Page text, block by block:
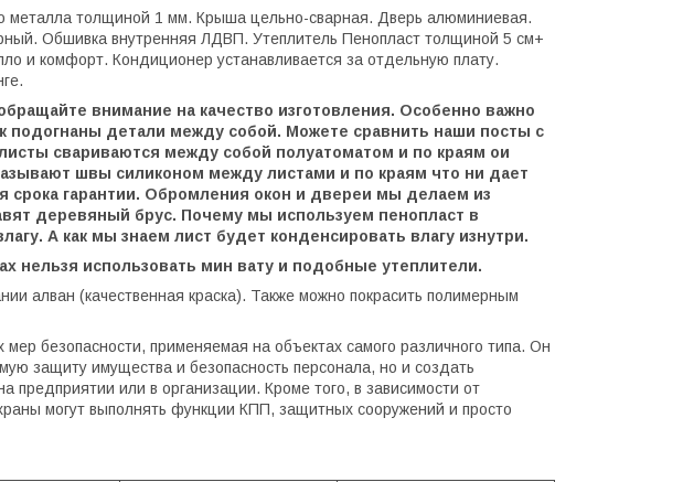
металла толщиной 1 мм. Крыша цельно-сварная. Дверь алюминиевая.
Обшивка внутренняя ЛДВП. Утеплитель Пенопласт толщиной 5 см+
и комфорт. Кондиционер устанавливается за отдельную плату.
внимание на качество изготовления. Особенно важно
подогнаны детали между собой. Можете сравнить наши посты с
свариваются между собой полуатоматом и по краям ои
швы силиконом между листами и по краям что ни дает
срока гарантии. Обромления окон и двереи мы делаем из
деревяный брус. Почему мы используем пенопласт в
А как мы знаем лист будет конденсировать влагу изнутри.
нельзя использовать мин вату и подобные утеплители.
алван (качественная краска). Также можно покрасить полимерным
безопасности, применяемая на объектах самого различного типа. Он
защиту имущества и безопасность персонала, но и создать
или в организации. Кроме того, в зависимости от
могут выполнять функции КПП, защитных сооружений и просто